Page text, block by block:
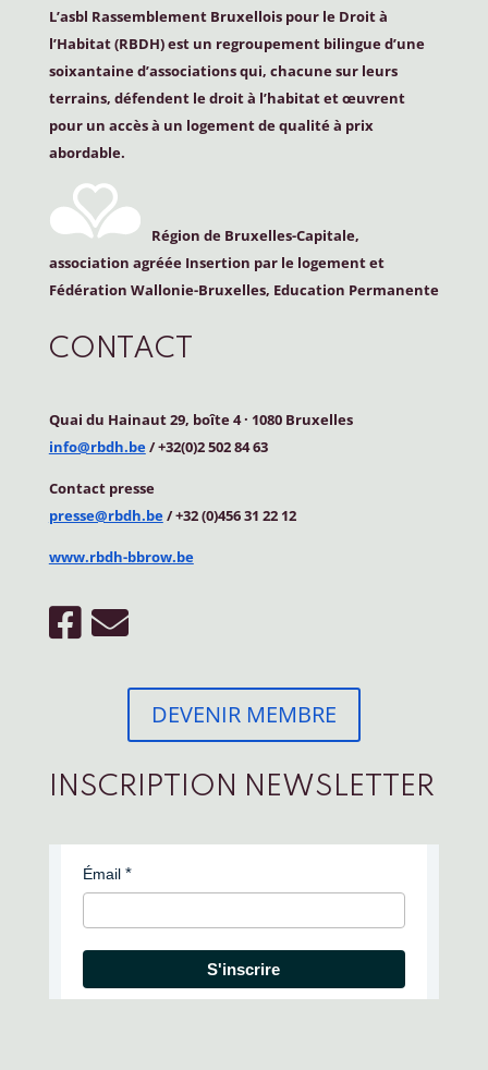
L’asbl Rassemblement Bruxellois pour le Droit à
l’Habitat (RBDH) est un regroupement bilingue d’une
soixantaine d’associations qui, chacune sur leurs
terrains, défendent le droit à l’habitat et œuvrent
pour un accès à un logement de qualité à prix
abordable.
Région de Bruxelles-Capitale,
association agréée Insertion par le logement et
Fédération Wallonie-Bruxelles, Education Permanente
CONTACT
Quai du Hainaut 29, boîte 4· 1080 Bruxelles
info@rbdh.be/ +32(0)2 502 84 63
Contact presse
presse@rbdh.be/ +32 (0)456 31 22 12
www.rbdh-bbrow.be
DEVENIR MEMBRE
INSCRIPTION NEWSLETTER
Émail
S'inscrire